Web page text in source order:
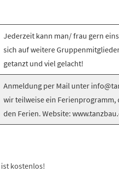
Jederzeit kann man/ frau gern
sich auf weitere
getanzt und viel gelacht!
Anmeldung per Mail unter
wir teilweise ein
den Ferien. Website:
kostenlos!